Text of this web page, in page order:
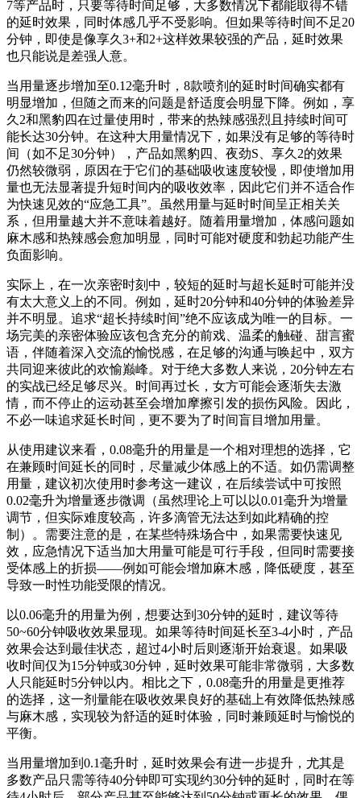
7等产品时，只要等待时间足够，大多数情况下都能取得不错
的延时效果，同时体感几乎不受影响。但如果等待时间不足20
分钟，即使是像享久3+和2+这样效果较强的产品，延时效果
也只能说是差强人意。
当用量逐步增加至0.12毫升时，8款喷剂的延时时间确实都有
明显增加，但随之而来的问题是舒适度会明显下降。例如，享
久2和黑豹四在过量使用时，带来的热辣感强烈且持续时间可
能长达30分钟。在这种大用量情况下，如果没有足够的等待时
间（如不足30分钟），产品如黑豹四、夜劲S、享久2的效果
仍然较微弱，原因在于它们的基础吸收速度较慢，即使增加用
量也无法显著提升短时间内的吸收效率，因此它们并不适合作
为快速见效的“应急工具”。虽然用量与延时时间呈正相关关
系，但用量越大并不意味着越好。随着用量增加，体感问题如
麻木感和热辣感会愈加明显，同时可能对硬度和勃起功能产生
负面影响。
实际上，在一次亲密时刻中，较短的延时与超长延时可能并没
有太大意义上的不同。例如，延时20分钟和40分钟的体验差异
并不明显。追求“超长持续时间”绝不应该成为唯一的目标。一
场完美的亲密体验应该包含充分的前戏、温柔的触碰、甜言蜜
语，伴随着深入交流的愉悦感，在足够的沟通与唤起中，双方
共同迎来彼此的欢愉巅峰。对于绝大多数人来说，20分钟左右
的实战已经足够尽兴。时间再过长，女方可能会逐渐失去激
情，而不停止的运动甚至会增加摩擦引发的损伤风险。因此，
不必一味追求延长时间，更不要为了时间盲目增加用量。
从使用建议来看，0.08毫升的用量是一个相对理想的选择，它
在兼顾时间延长的同时，尽量减少体感上的不适。如仍需调整
用量，建议初次使用时参考这一建议，在后续尝试中可按照
0.02毫升为增量逐步微调（虽然理论上可以以0.01毫升为增量
调节，但实际难度较高，许多滴管无法达到如此精确的控
制）。需要注意的是，在某些特殊场合中，如果需要快速见
效，应急情况下适当加大用量可能是可行手段，但同时需要接
受体感上的折损——例如可能会增加麻木感，降低硬度，甚至
导致一时性功能受限的情况。
以0.06毫升的用量为例，想要达到30分钟的延时，建议等待
50~60分钟吸收效果显现。如果等待时间延长至3-4小时，产品
效果会达到最佳状态，超过4小时后则逐渐开始衰退。如果吸
收时间仅为15分钟或30分钟，延时效果可能非常微弱，大多数
人只能延时5分钟以内。相比之下，0.08毫升的用量是更推荐
的选择，这一剂量能在吸收效果良好的基础上有效降低热辣感
与麻木感，实现较为舒适的延时体验，同时兼顾延时与愉悦的
平衡。
当用量增加到0.1毫升时，延时效果会有进一步提升，尤其是
多数产品只需等待40分钟即可实现约30分钟的延时，同时在等